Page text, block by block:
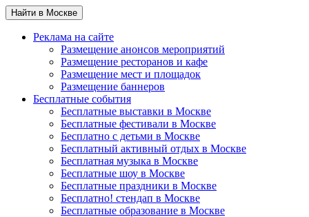
Найти в Москве
Реклама на сайте
Размещение анонсов мероприятий
Размещение ресторанов и кафе
Размещение мест и площадок
Размещение баннеров
Бесплатные события
Бесплатные выставки в Москве
Бесплатные фестивали в Москве
Бесплатно с детьми в Москве
Бесплатный активный отдых в Москве
Бесплатная музыка в Москве
Бесплатные шоу в Москве
Бесплатные праздники в Москве
Бесплатно! стендап в Москве
Бесплатные образование в Москве